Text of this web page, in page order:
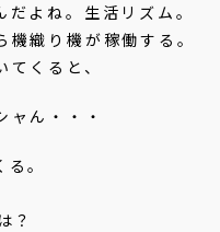
よね。生活リズム。
織り機が稼働する。
くると、
ャん・・・
。
？